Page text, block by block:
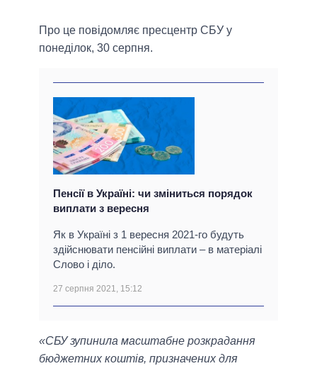
Про це повідомляє пресцентр СБУ у
понеділок, 30 серпня.
Пенсії в Україні: чи зміниться порядок
виплати з вересня
Як в Україні з 1 вересня 2021-го будуть
здійснювати пенсійні виплати – в матеріалі
Слово і діло.
27 серпня 2021, 15:12
«СБУ зупинила масштабне розкрадання
бюджетних коштів, призначених для